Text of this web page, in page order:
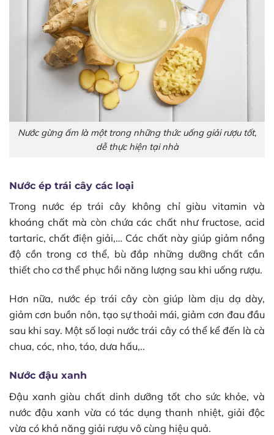
Nước gừng ấm là một trong những thức uống giải rượu tốt,
dễ thực hiện tại nhà
Nước ép trái cây các loại
Trong nước ép trái cây không chỉ giàu vitamin và
khoáng chất mà còn chứa các chất như fructose, acid
tartaric, chất điện giải,… Các chất này giúp giảm nồng
độ cồn trong cơ thể, bù đắp những dưỡng chất cần
thiết cho cơ thể phục hồi năng lượng sau khi uống rượu.
Hơn nữa, nước ép trái cây còn giúp làm dịu dạ dày,
giảm cơn buồn nôn, tạo sự thoải mái, giảm cơn đau đầu
sau khi say. Một số loại nước trái cây có thể kể đến là cà
chua, cóc, nho, táo, dưa hấu,..
Nước đậu xanh
Đậu xanh giàu chất dinh dưỡng tốt cho sức khỏe, và
nước đậu xanh vừa có tác dụng thanh nhiệt, giải độc
vừa có khả năng giải rượu vô cùng hiệu quả.